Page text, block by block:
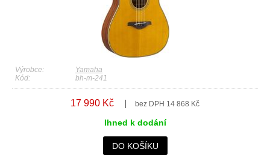
Výrobce:
Yamaha
Kód:
bh-m-241
17 990 Kč bez DPH 14 868 Kč
Ihned k dodání
DO KOŠÍKU